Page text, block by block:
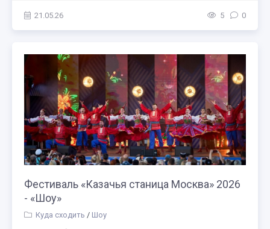
21.05.26 5 0
Фестиваль «Казачья станица Москва» 2026
- «Шоу»
Куда сходить / Шоу